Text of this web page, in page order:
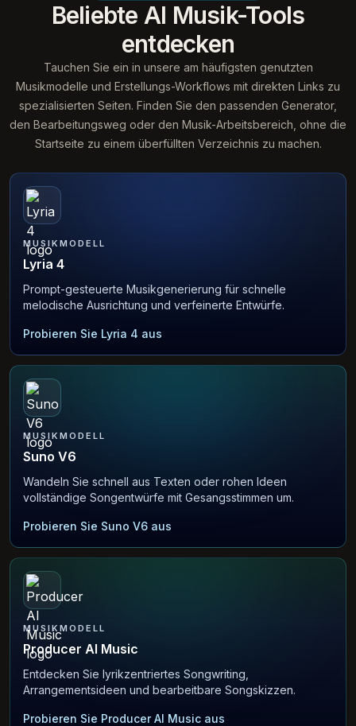
Beliebte AI Musik-Tools
entdecken
Tauchen Sie ein in unsere am häufigsten genutzten
Musikmodelle und Erstellungs-Workflows mit direkten Links zu
spezialisierten Seiten. Finden Sie den passenden Generator,
den Bearbeitungsweg oder den Musik-Arbeitsbereich, ohne die
Startseite zu einem überfüllten Verzeichnis zu machen.
MUSIKMODELL
Lyria 4
Prompt-gesteuerte Musikgenerierung für schnelle
melodische Ausrichtung und verfeinerte Entwürfe.
Probieren Sie Lyria 4 aus
MUSIKMODELL
Suno V6
Wandeln Sie schnell aus Texten oder rohen Ideen
vollständige Songentwürfe mit Gesangsstimmen um.
Probieren Sie Suno V6 aus
MUSIKMODELL
Producer AI Music
Entdecken Sie lyrikzentriertes Songwriting,
Arrangementsideen und bearbeitbare Songskizzen.
Probieren Sie Producer AI Music aus